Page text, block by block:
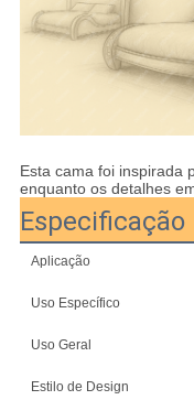
Esta cama foi inspirada
enquanto os detalhes
Especificação
Aplicação
Uso Específico
Uso Geral
Estilo de Design